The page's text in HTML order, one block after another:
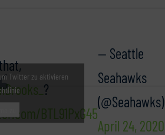
?
BTL91PxG45
— Seattle
Seahawks
(@Seahawks)
April 24, 2020
Twitter zu aktivieren